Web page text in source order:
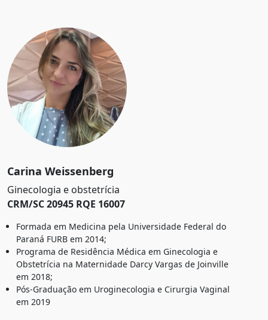
Carina Weissenberg
Ginecologia e obstetrícia
CRM/SC 20945 RQE 16007
Formada em Medicina pela Universidade Federal do
Paraná FURB em 2014;
Programa de Residência Médica em Ginecologia e
Obstetrícia na Maternidade Darcy Vargas de Joinville
em 2018;
Pós-Graduação em Uroginecologia e Cirurgia Vaginal
em 2019